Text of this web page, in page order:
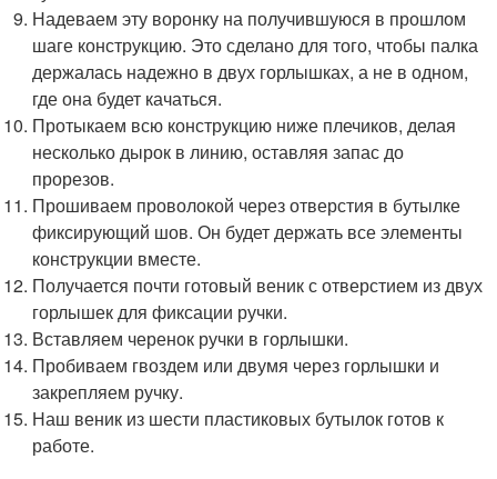
Надеваем эту воронку на получившуюся в прошлом
шаге конструкцию. Это сделано для того, чтобы палка
держалась надежно в двух горлышках, а не в одном,
где она будет качаться.
Протыкаем всю конструкцию ниже плечиков, делая
несколько дырок в линию, оставляя запас до
прорезов.
Прошиваем проволокой через отверстия в бутылке
фиксирующий шов. Он будет держать все элементы
конструкции вместе.
Получается почти готовый веник с отверстием из двух
горлышек для фиксации ручки.
Вставляем черенок ручки в горлышки.
Пробиваем гвоздем или двумя через горлышки и
закрепляем ручку.
Наш веник из шести пластиковых бутылок готов к
работе.